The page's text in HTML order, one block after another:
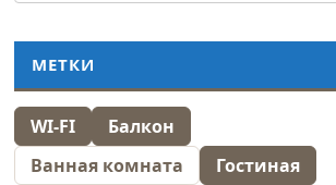
МЕТКИ
WI-FI
Балкон
Ванная комната
Гостиная